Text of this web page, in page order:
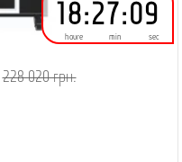
18
houre
:27
min
:08
sec
228 020 грн.